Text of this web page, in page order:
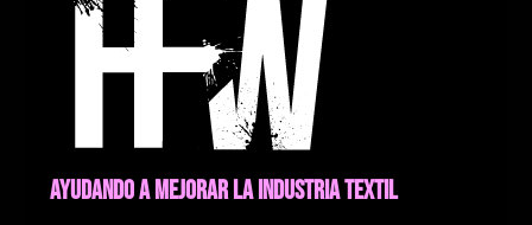
AYUDANDO A MEJORAR LA INDUSTRIA TEXTIL